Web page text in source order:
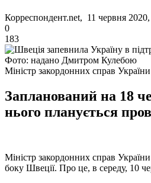
Корреспондент.net, 11 червня
0
183
Фото: надано Дмитром Кулебою
Міністр закордонних справ
Запланований на 18
нього планується
Міністр закордонних справ
боку Швеції. Про це, в середу, 10